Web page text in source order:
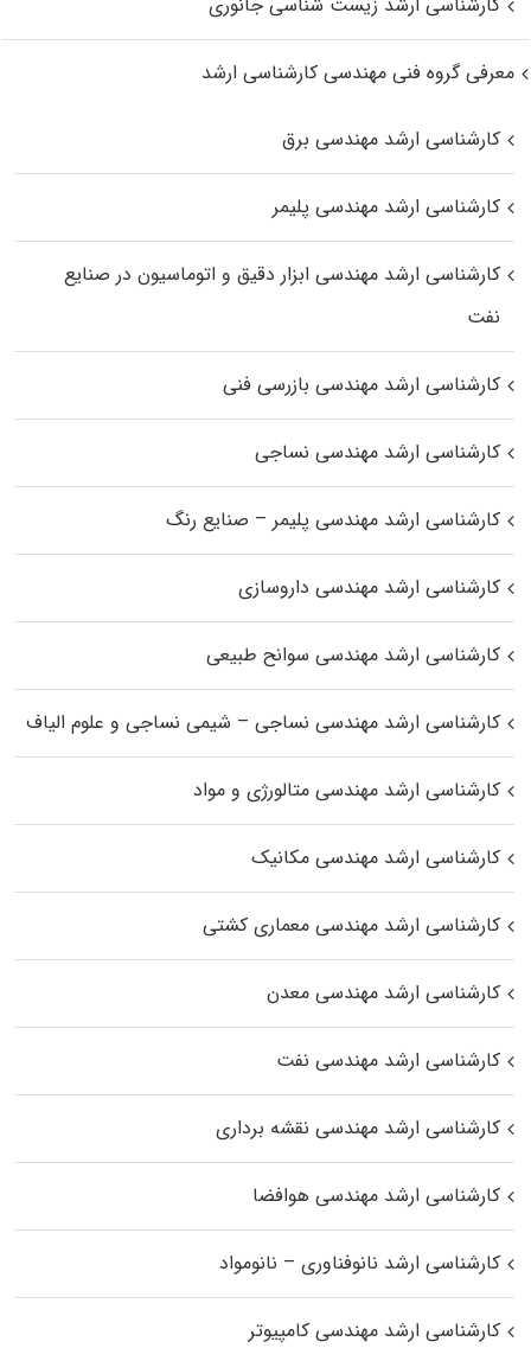
معرفی گروه فنی مهندسی کارشناسی ارشد
کارشناسی ارشد مهندسی برق
کارشناسی ارشد مهندسی پلیمر
کارشناسی ارشد مهندسی ابزار دقیق و اتوماسیون در صنایع
نفت
کارشناسی ارشد مهندسی بازرسی فنی
کارشناسی ارشد مهندسی نساجی
کارشناسی ارشد مهندسی پلیمر – صنایع رنگ
کارشناسی ارشد مهندسی داروسازی
کارشناسی ارشد مهندسی سوانح طبیعی
کارشناسی ارشد مهندسی نساجی – شیمی نساجی و علوم الیاف
کارشناسی ارشد مهندسی متالورژی و مواد
کارشناسی ارشد مهندسی مکانیک
کارشناسی ارشد مهندسی معماری کشتی
کارشناسی ارشد مهندسی معدن
کارشناسی ارشد مهندسی نفت
کارشناسی ارشد مهندسی نقشه برداری
کارشناسی ارشد مهندسی هوافضا
کارشناسی ارشد نانوفناوری – نانومواد
کارشناسی ارشد مهندسی کامپیوتر